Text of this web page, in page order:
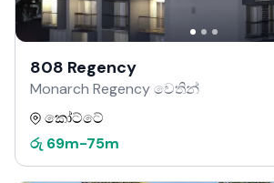
808 Regency
Monarch Regency වෙතින්
කෝට්ටේ
රු 69m-75m